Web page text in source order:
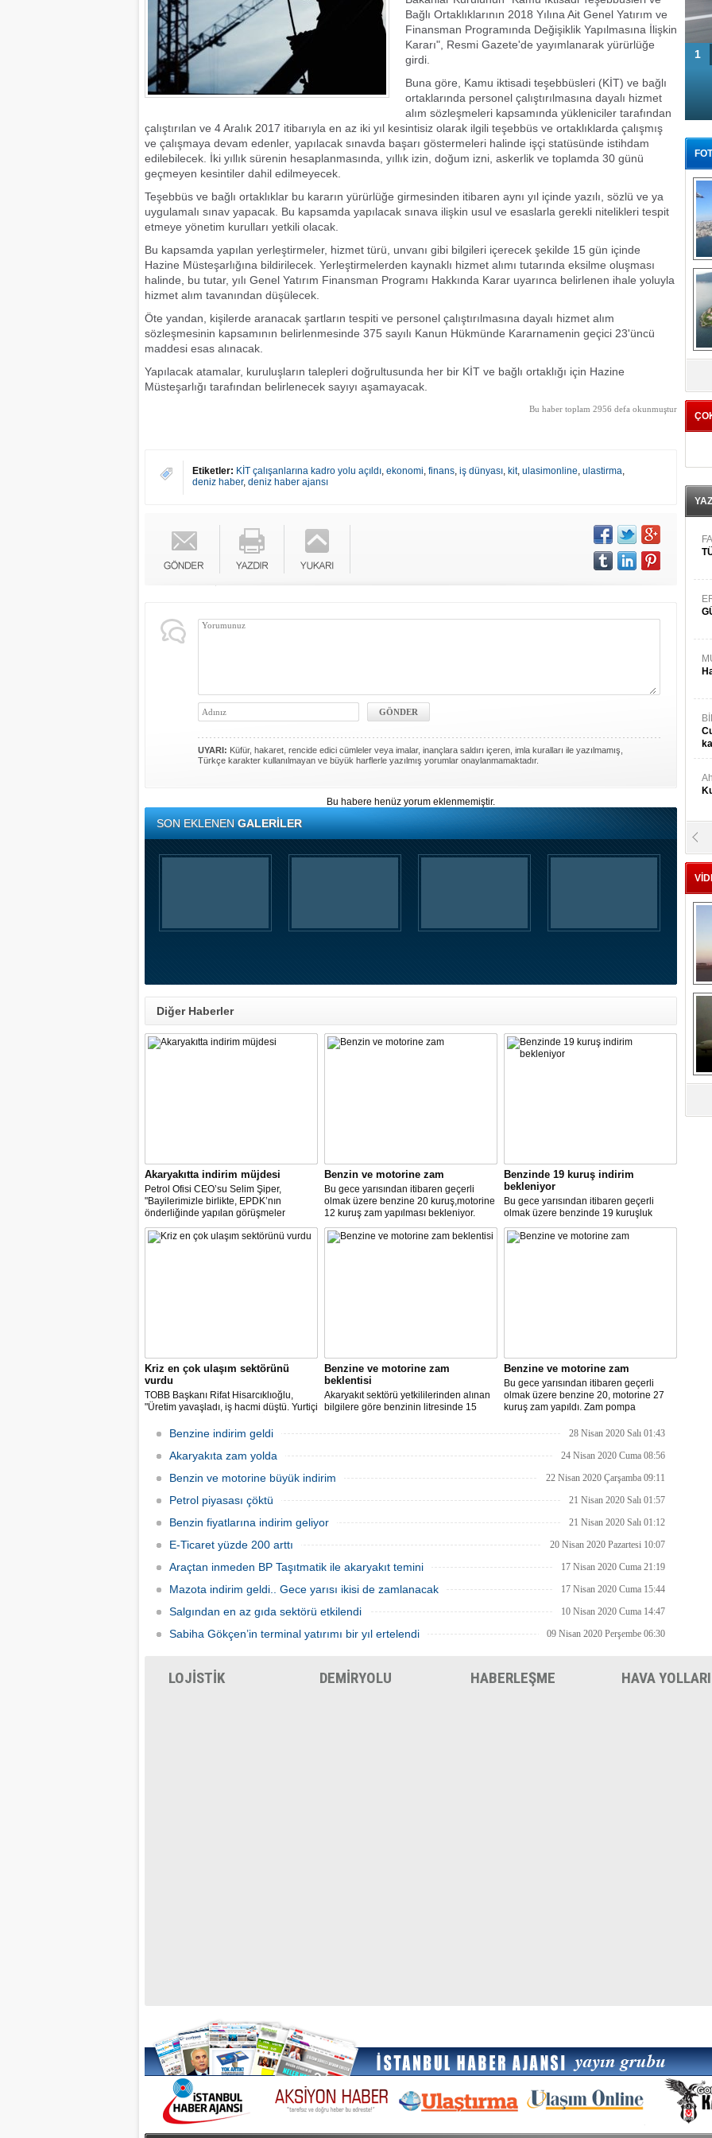
Bağlı Ortaklıklarının 2018 Yılına Ait Genel Yatırım ve
Finansman Programında Değişiklik Yapılmasına İlişkin
Kararı", Resmi Gazete'de yayımlanarak yürürlüğe
girdi.
Buna göre, Kamu iktisadi teşebbüsleri (KİT) ve bağlı
ortaklarında personel çalıştırılmasına dayalı hizmet
alım sözleşmeleri kapsamında yükleniciler tarafından
çalıştırılan ve 4 Aralık 2017 itibarıyla en az iki yıl kesintisiz olarak ilgili teşebbüs ve ortaklıklarda çalışmış
ve çalışmaya devam edenler, yapılacak sınavda başarı göstermeleri halinde işçi statüsünde istihdam
edilebilecek. İki yıllık sürenin hesaplanmasında, yıllık izin, doğum izni, askerlik ve toplamda 30 günü
geçmeyen kesintiler dahil edilmeyecek.
Teşebbüs ve bağlı ortaklıklar bu kararın yürürlüğe girmesinden itibaren aynı yıl içinde yazılı, sözlü ve ya
uygulamalı sınav yapacak. Bu kapsamda yapılacak sınava ilişkin usul ve esaslarla gerekli nitelikleri tespit
etmeye yönetim kurulları yetkili olacak.
Bu kapsamda yapılan yerleştirmeler, hizmet türü, unvanı gibi bilgileri içerecek şekilde 15 gün içinde
Hazine Müsteşarlığına bildirilecek. Yerleştirmelerden kaynaklı hizmet alımı tutarında eksilme oluşması
halinde, bu tutar, yılı Genel Yatırım Finansman Programı Hakkında Karar uyarınca belirlenen ihale yoluyla
hizmet alım tavanından düşülecek.
Öte yandan, kişilerde aranacak şartların tespiti ve personel çalıştırılmasına dayalı hizmet alım
sözleşmesinin kapsamının belirlenmesinde 375 sayılı Kanun Hükmünde Kararnamenin geçici 23'üncü
maddesi esas alınacak.
Yapılacak atamalar, kuruluşların talepleri doğrultusunda her bir KİT ve bağlı ortaklığı için Hazine
Müsteşarlığı tarafından belirlenecek sayıyı aşamayacak.
Bu haber toplam 2956 defa okunmuştur
Etiketler: KİT çalışanlarına kadro yolu açıldı, ekonomi, finans, iş dünyası, kit, ulasimonline, ulastirma,
deniz haber, deniz haber ajansı
UYARI: Küfür, hakaret, rencide edici cümleler veya imalar, inançlara saldırı içeren, imla kuralları ile yazılmamış,
Türkçe karakter kullanılmayan ve büyük harflerle yazılmış yorumlar onaylanmamaktadır.
Bu habere henüz yorum eklenmemiştir.
SON EKLENENGALERİLER
Diğer Haberler
Akaryakıtta indirim müjdesi
Petrol Ofisi CEO’su Selim Şiper,
"Bayilerimizle birlikte, EPDK’nın
önderliğinde yapılan görüşmeler
sonucunda, dağıtım masraf
paylarımızdan fedakârlık ederek
Benzin ve motorine zam
Bu gece yarısından itibaren geçerli
olmak üzere benzine 20 kuruş,motorine
12 kuruş zam yapılması bekleniyor.
Benzinde 19 kuruş indirim
bekleniyor
Bu gece yarısından itibaren geçerli
olmak üzere benzinde 19 kuruşluk
indirim gerçekleşti.
Kriz en çok ulaşım sektörünü
vurdu
TOBB Başkanı Rifat Hisarcıklıoğlu,
"Üretim yavaşladı, iş hacmi düştü. Yurtiçi
sınırları kapattı, ihracat yavaşladı,
mallarımızı taşıyamaz hale geldik" dedi.
Benzine ve motorine zam
beklentisi
Akaryakıt sektörü yetkililerinden alınan
bilgilere göre benzinin litresinde 15
zam yapılması bekleniyor.
Benzine ve motorine zam
Bu gece yarısından itibaren geçerli
olmak üzere benzine 20, motorine 27
kuruş zam yapıldı. Zam pompa
Benzine indirim geldi 28 Nisan 2020 Salı 01:43
Akaryakıta zam yolda 24 Nisan 2020 Cuma 08:56
Benzin ve motorine büyük indirim 22 Nisan 2020 Çarşamba 09:11
Petrol piyasası çöktü 21 Nisan 2020 Salı 01:57
Benzin fiyatlarına indirim geliyor 21 Nisan 2020 Salı 01:12
E-Ticaret yüzde 200 arttı 20 Nisan 2020 Pazartesi 10:07
Araçtan inmeden BP Taşıtmatik ile akaryakıt temini 17 Nisan 2020 Cuma 21:19
Mazota indirim geldi.. Gece yarısı ikisi de zamlanacak 17 Nisan 2020 Cuma 15:44
Salgından en az gıda sektörü etkilendi 10 Nisan 2020 Cuma 14:47
Sabiha Gökçen’in terminal yatırımı bir yıl ertelendi 09 Nisan 2020 Perşembe 06:30
1
LOJİSTİK DEMİRYOLU HABERLEŞME HAVA YOLLARI